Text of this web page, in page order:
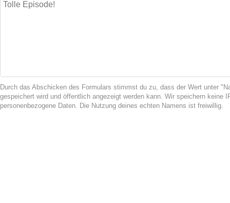
Durch das Abschicken des Formulars stimmst du zu, dass der Wert unter
gespeichert wird und öffentlich angezeigt werden kann. Wir speichern keine
personenbezogene Daten. Die Nutzung deines echten Namens ist freiwillig.